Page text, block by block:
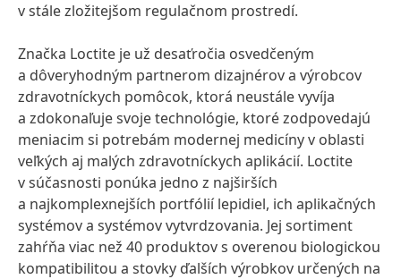
v stále zložitejšom regulačnom prostredí.
Značka Loctite je už desaťročia osvedčeným
a dôveryhodným partnerom dizajnérov a výrobcov
zdravotníckych pomôcok, ktorá neustále vyvíja
a zdokonaľuje svoje technológie, ktoré zodpovedajú
meniacim si potrebám modernej medicíny v oblasti
veľkých aj malých zdravotníckych aplikácií. Loctite
v súčasnosti ponúka jedno z najširších
a najkomplexnejších portfólií lepidiel, ich aplikačných
systémov a systémov vytvrdzovania. Jej sortiment
zahŕňa viac než 40 produktov s overenou biologickou
kompatibilitou a stovky ďalších výrobkov určených na